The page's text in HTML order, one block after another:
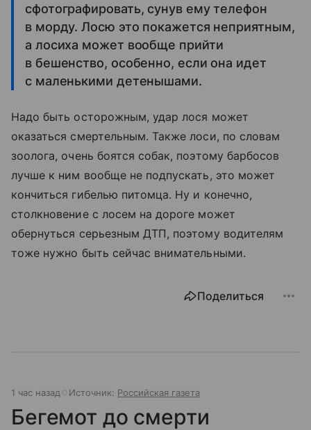
сфотографировать, сунув ему телефон
в морду. Лосю это покажется неприятным,
а лосиха может вообще прийти
в бешенство, особенно, если она идет
с маленькими детенышами.
Надо быть осторожным, удар лося может
оказаться смертельным. Также лоси, по словам
зоолога, очень боятся собак, поэтому барбосов
лучше к ним вообще не подпускать, это может
кончиться гибелью питомца. Ну и конечно,
столкновение с лосем на дороге может
обернуться серьезным ДТП, поэтому водителям
тоже нужно быть сейчас внимательными.
Поделиться
1 час назад Источник: Российская газета
Бегемот до смерти